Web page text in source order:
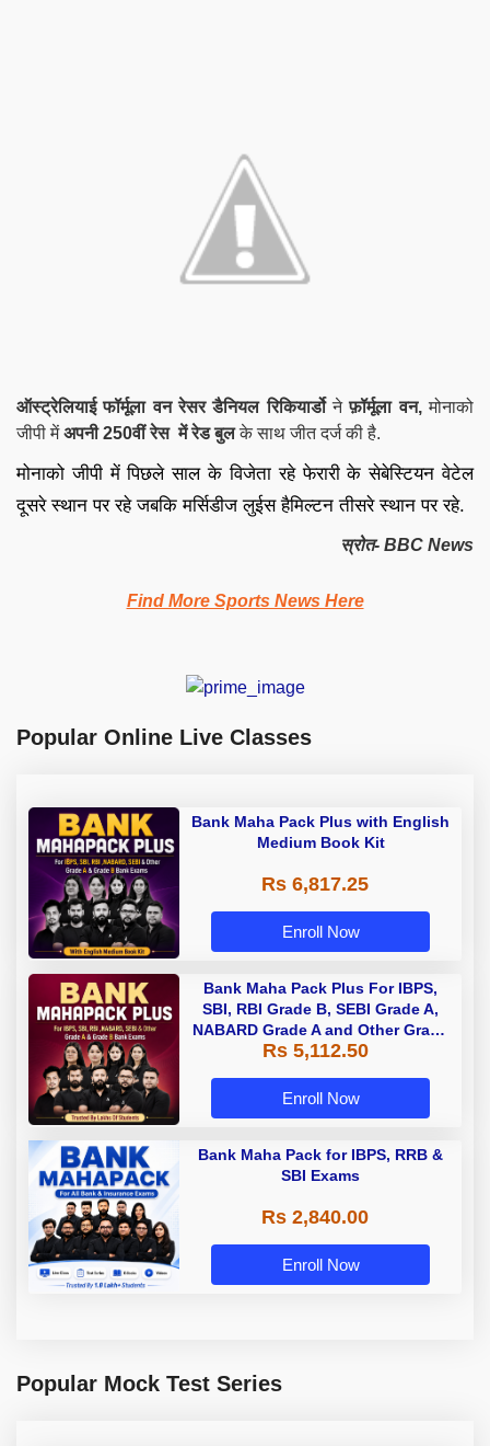
ऑस्ट्रेलियाई फॉर्मूला वन रेसर डैनियल रिकियार्डोनेफ़ॉर्मूला वन,मोनाको
जीपी मेंअपनी 250वीं रेस में रेड बुलके साथ जीत दर्ज की है.
मोनाको जीपी में पिछले साल के विजेता रहे फेरारी के सेबेस्टियन वेटेल
दूसरे स्थान पर रहे जबकि मर्सिडीज लुईस हैमिल्टन तीसरे स्थान पर रहे.
स्रोत- BBC News
Find More Sports News Here
Popular Online Live Classes
Bank Maha Pack Plus with English
Medium Book Kit
Rs 6,817.25
Enroll Now
Bank Maha Pack Plus For IBPS,
SBI, RBI Grade B, SEBI Grade A,
NABARD Grade A and Other Grade
A & Grade B Bank Exams
Rs 5,112.50
Enroll Now
Bank Maha Pack for IBPS, RRB &
SBI Exams
Rs 2,840.00
Enroll Now
Popular Mock Test Series